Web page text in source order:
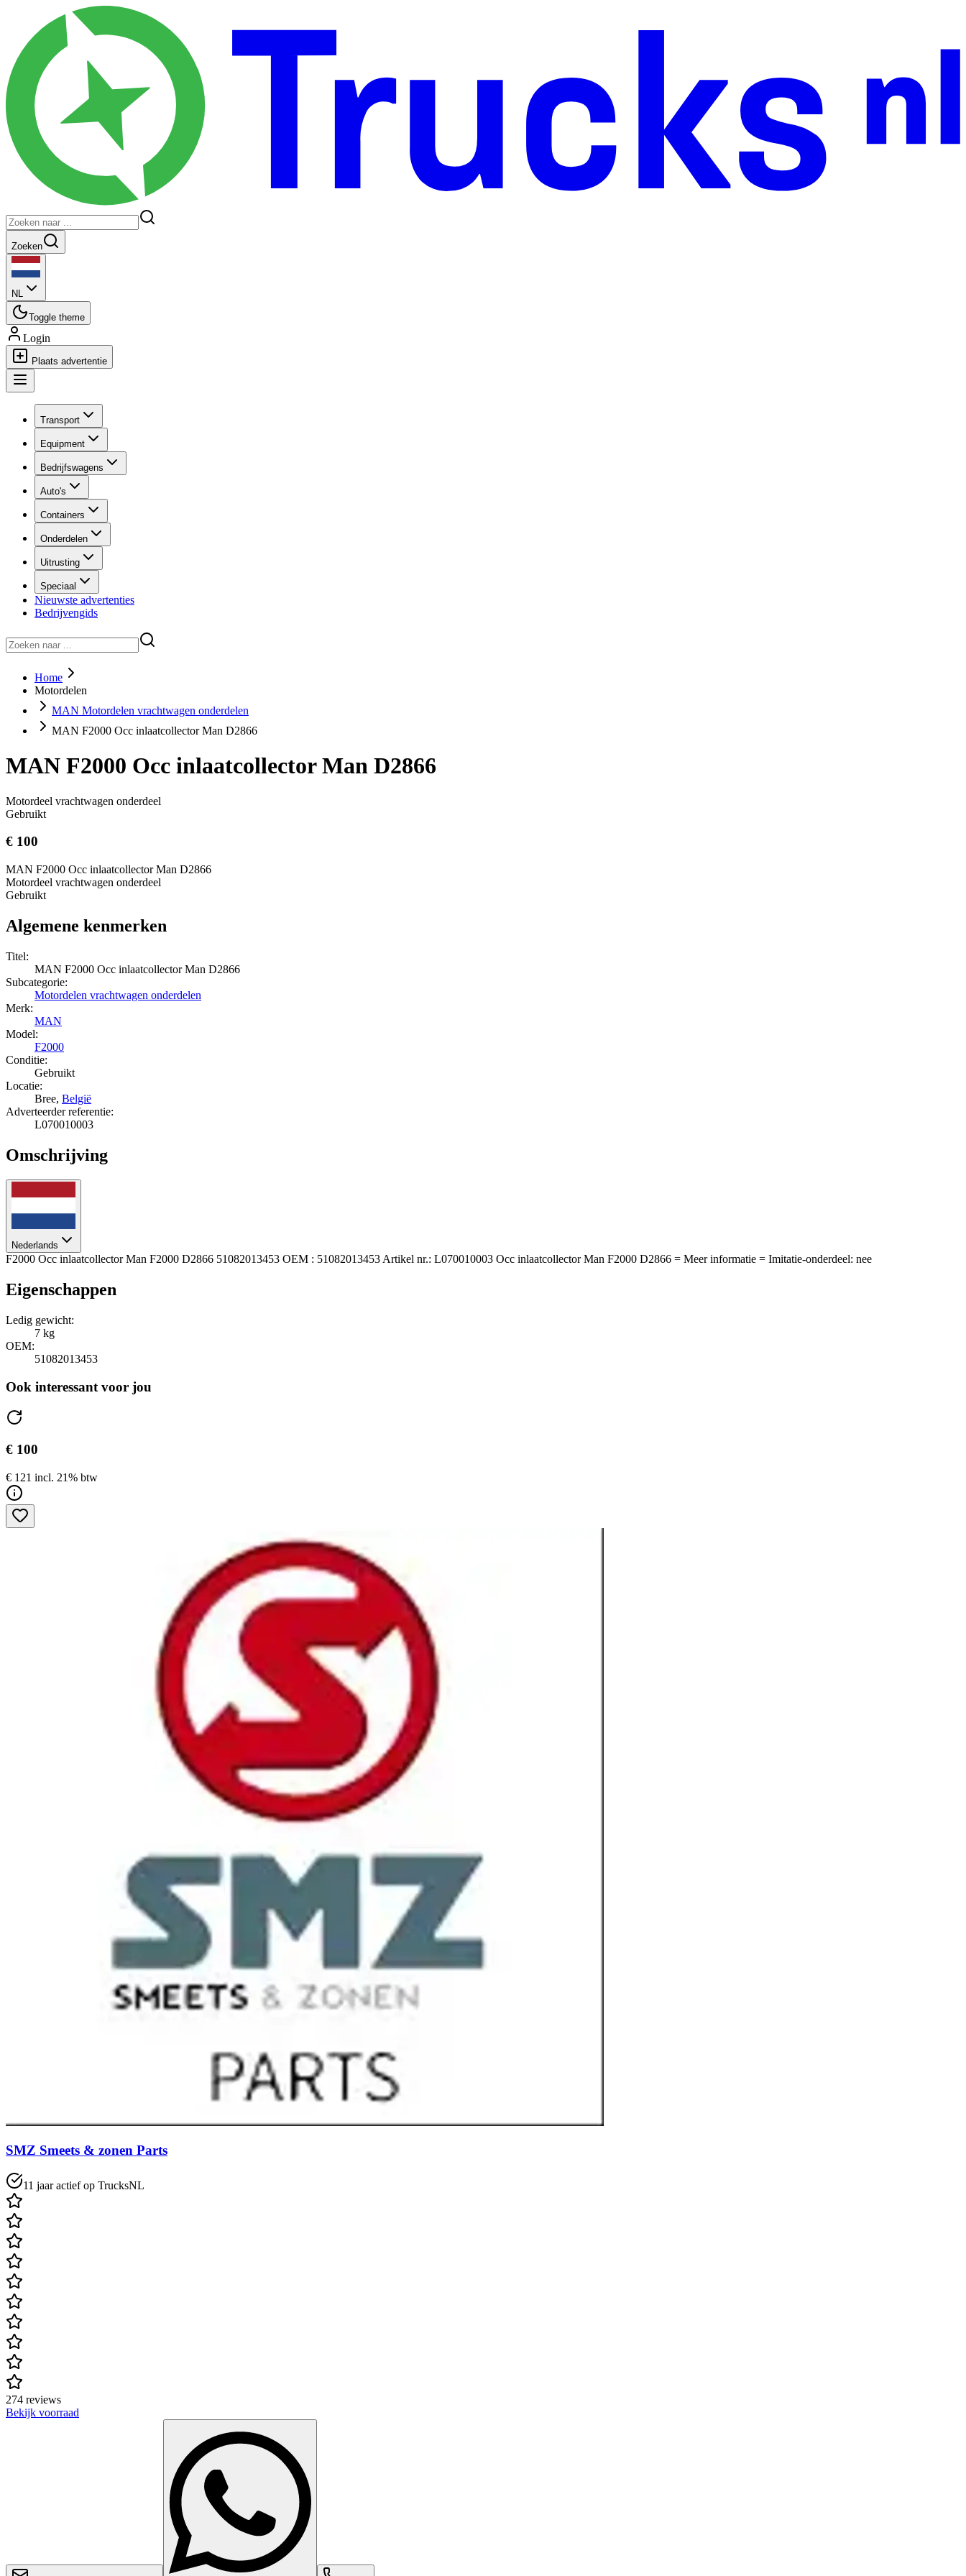
Zoeken
NL
Toggle theme
Login
Plaats advertentie
Transport
Equipment
Bedrijfswagens
Auto's
Containers
Onderdelen
Uitrusting
Speciaal
Nieuwste advertenties
Bedrijvengids
Home
Motordelen
MAN Motordelen vrachtwagen onderdelen
MAN F2000 Occ inlaatcollector Man D2866
MAN F2000 Occ inlaatcollector Man D2866
Motordeel vrachtwagen onderdeel
Gebruikt
€ 100
MAN F2000 Occ inlaatcollector Man D2866
Motordeel vrachtwagen onderdeel
Gebruikt
Algemene kenmerken
Titel:
MAN F2000 Occ inlaatcollector Man D2866
Subcategorie:
Motordelen vrachtwagen onderdelen
Merk:
MAN
Model:
F2000
Conditie:
Gebruikt
Locatie:
Bree, België
Adverteerder referentie:
L070010003
Omschrijving
Nederlands
F2000 Occ inlaatcollector Man F2000 D2866 51082013453 OEM : 51082013453 Artikel nr.: L070010003 Occ inlaatcollector Man F2000 D2866 = Meer informatie = Imitatie-onderdeel: nee
Eigenschappen
Ledig gewicht:
7 kg
OEM:
51082013453
Ook interessant voor jou
€ 100
€ 121 incl. 21% btw
SMZ Smeets & zonen Parts
11 jaar actief op TrucksNL
274 reviews
Bekijk voorraad